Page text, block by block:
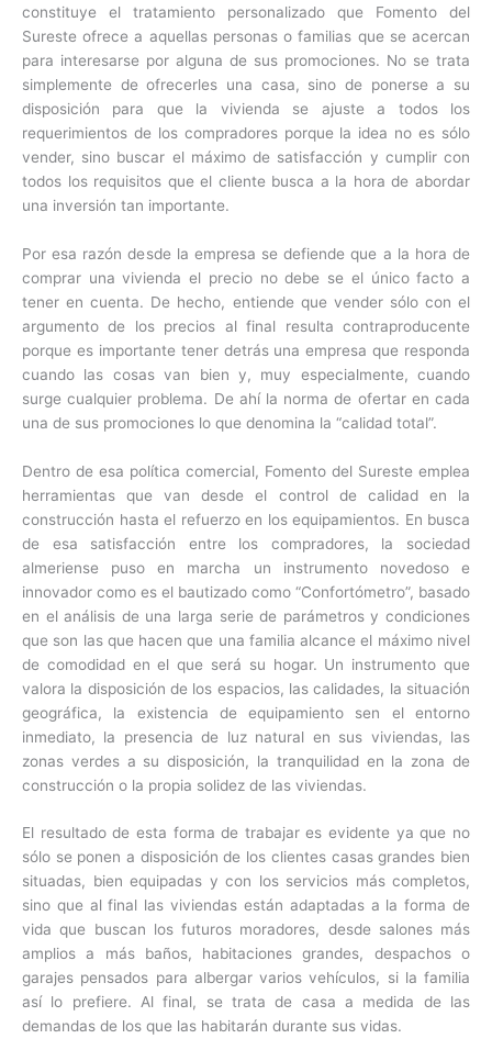
constituye el tratamiento personalizado que Fomento del
Sureste ofrece a aquellas personas o familias que se acercan
para interesarse por alguna de sus promociones. No se trata
simplemente de ofrecerles una casa, sino de ponerse a su
disposición para que la vivienda se ajuste a todos los
requerimientos de los compradores porque la idea no es sólo
vender, sino buscar el máximo de satisfacción y cumplir con
todos los requisitos que el cliente busca a la hora de abordar
una inversión tan importante.
Por esa razón desde la empresa se defiende que a la hora de
comprar una vivienda el precio no debe se el único facto a
tener en cuenta. De hecho, entiende que vender sólo con el
argumento de los precios al final resulta contraproducente
porque es importante tener detrás una empresa que responda
cuando las cosas van bien y, muy especialmente, cuando
surge cualquier problema. De ahí la norma de ofertar en cada
una de sus promociones lo que denomina la “calidad total”.
Dentro de esa política comercial, Fomento del Sureste emplea
herramientas que van desde el control de calidad en la
construcción hasta el refuerzo en los equipamientos. En busca
de esa satisfacción entre los compradores, la sociedad
almeriense puso en marcha un instrumento novedoso e
innovador como es el bautizado como “Confortómetro”, basado
en el análisis de una larga serie de parámetros y condiciones
que son las que hacen que una familia alcance el máximo nivel
de comodidad en el que será su hogar. Un instrumento que
valora la disposición de los espacios, las calidades, la situación
geográfica, la existencia de equipamiento sen el entorno
inmediato, la presencia de luz natural en sus viviendas, las
zonas verdes a su disposición, la tranquilidad en la zona de
construcción o la propia solidez de las viviendas.
El resultado de esta forma de trabajar es evidente ya que no
sólo se ponen a disposición de los clientes casas grandes bien
situadas, bien equipadas y con los servicios más completos,
sino que al final las viviendas están adaptadas a la forma de
vida que buscan los futuros moradores, desde salones más
amplios a más baños, habitaciones grandes, despachos o
garajes pensados para albergar varios vehículos, si la familia
así lo prefiere. Al final, se trata de casa a medida de las
demandas de los que las habitarán durante sus vidas.